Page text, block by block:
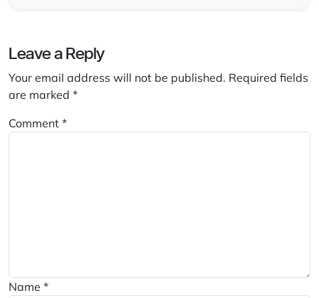
Leave a Reply
Your email address will not be published. Required fields
are marked *
Comment *
Name *